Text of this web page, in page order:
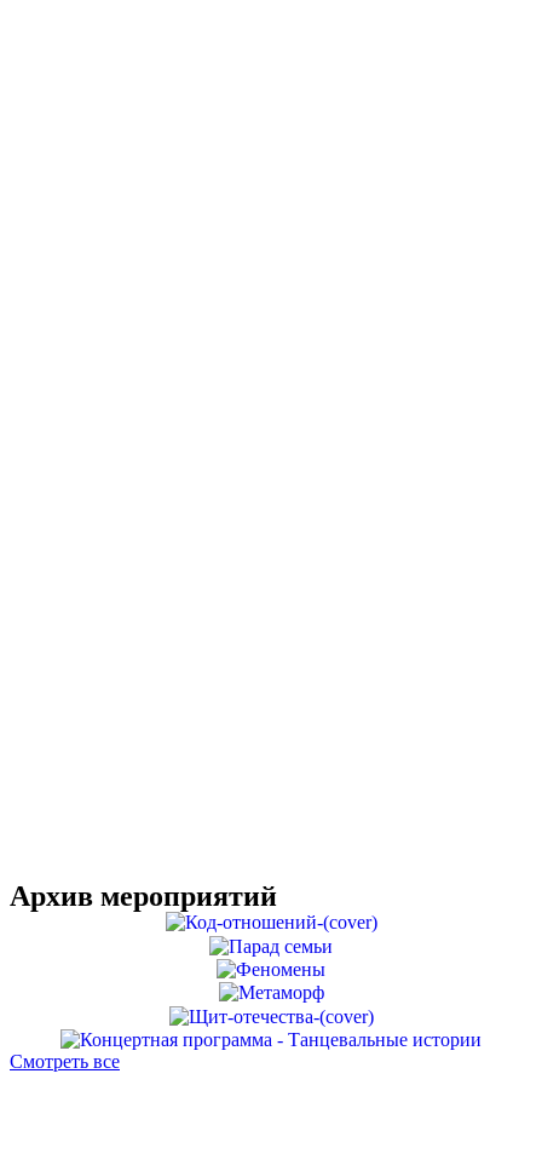
Архив мероприятий
Смотреть все